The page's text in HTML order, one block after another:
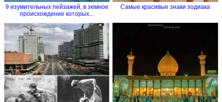
9 изумительных пейзажей, в земное
происхождение которых...
Самые красивые знаки зодиака